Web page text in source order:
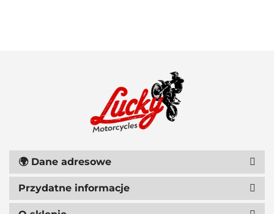
🌍 Dane adresowe
Przydatne informacje